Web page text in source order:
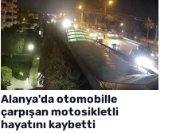
Alanya'da otomobille
çarpışan motosikletli
hayatını kaybetti